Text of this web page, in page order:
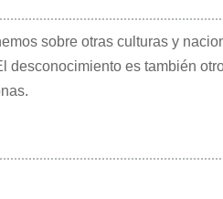
sobre otras culturas y
es también